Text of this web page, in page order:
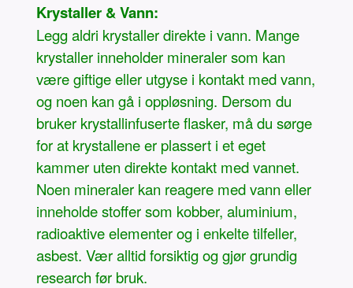
Krystaller & Vann:
Legg aldri krystaller direkte i vann. Mange
krystaller inneholder mineraler som kan
være giftige eller utgyse i kontakt med vann,
og noen kan gå i oppløsning. Dersom du
bruker krystallinfuserte flasker, må du sørge
for at krystallene er plassert i et eget
kammer uten direkte kontakt med vannet.
Noen mineraler kan reagere med vann eller
inneholde stoffer som kobber, aluminium,
radioaktive elementer og i enkelte tilfeller,
asbest. Vær alltid forsiktig og gjør grundig
research før bruk.